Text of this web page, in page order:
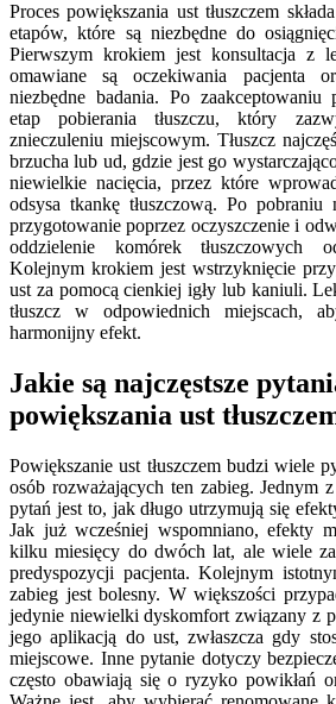
Proces powiększania ust tłuszczem
etapów, które są niezbędne do
Pierwszym krokiem jest konsultacja z
omawiane są oczekiwania pacjenta
niezbędne badania. Po zaakceptowaniu
etap pobierania tłuszczu, który
znieczuleniu miejscowym. Tłuszcz
brzucha lub ud, gdzie jest go
niewielkie nacięcia, przez które
odsysa tkankę tłuszczową. Po pobraniu
przygotowanie poprzez oczyszczenie i
oddzielenie komórek tłuszczowych
Kolejnym krokiem jest wstrzyknięcie
ust za pomocą cienkiej igły lub kaniuli.
tłuszcz w odpowiednich miejscach,
harmonijny efekt.
Jakie są najczęstsze
powiększania ust
Powiększanie ust tłuszczem budzi wiele
osób rozważających ten zabieg. Jednym
pytań jest to, jak długo utrzymują się
Jak już wcześniej wspomniano, efekty
kilku miesięcy do dwóch lat, ale wiele
predyspozycji pacjenta. Kolejnym
zabieg jest bolesny. W większości
jedynie niewielki dyskomfort związany z
jego aplikacją do ust, zwłaszcza gdy
miejscowe. Inne pytanie dotyczy
często obawiają się o ryzyko powikłań